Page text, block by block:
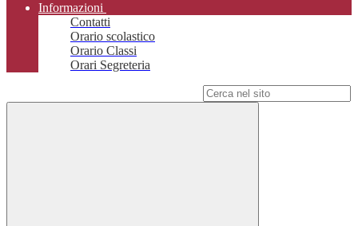
Informazioni
Contatti
Orario scolastico
Orario Classi
Orari Segreteria